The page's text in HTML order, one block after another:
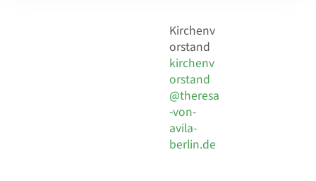
Kirchenv
orstand
kirchenv
orstand
@theresa
-von-
avila-
berlin.de